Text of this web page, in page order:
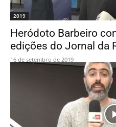
2019
Heródoto Barbeiro
edições do Jornal da
16 de setembro de 2019